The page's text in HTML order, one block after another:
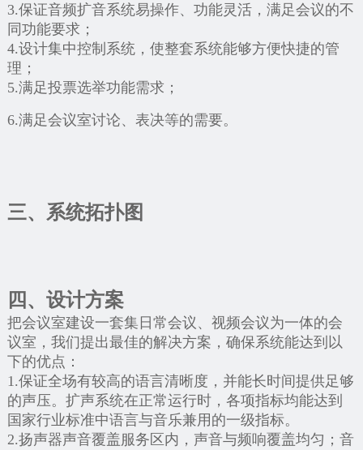
3.保证音频扩音系统易操作、功能灵活，满足会议的不
同功能要求；
4.设计集中控制系统，使整套系统能够方便快捷的管
理；
5.满足投票选举功能需求；
6.满足会议室讨论、表决等的需要。
三、系统拓扑图
四、设计方案
把会议室建设一套集日常会议、视频会议为一体的会
议室，我们提出最佳的解决方案，确保系统能达到以
下的优点：
1.保证全场有较高的语言清晰度，并能长时间提供足够
的声压。扩声系统在正常运行时，各项指标均能达到
国家行业标准中语言与音乐兼用的一级指标。
2.扬声器声音覆盖服务区内，声音与频响覆盖均匀；音